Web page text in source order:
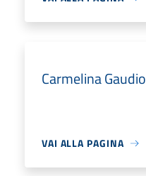
Carmelina Gaudio
VAI ALLA PAGINA